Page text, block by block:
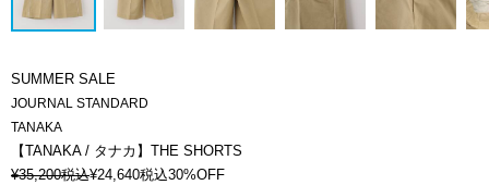
SUMMER SALE
JOURNAL STANDARD
TANAKA
【TANAKA / タナカ】THE SHORTS
¥35,200税込¥24,640税込30%OFF